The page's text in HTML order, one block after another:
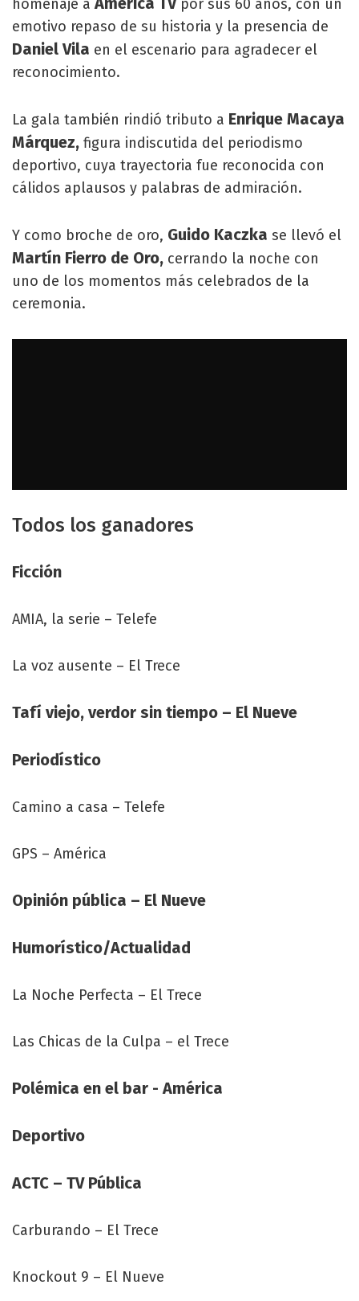
homenaje a
por sus 60 años, con un
emotivo repaso de su historia y la presencia de
Daniel Vila en el escenario para agradecer el
reconocimiento.
La gala también rindió tributo a Enrique Macaya
Márquez, figura indiscutida del periodismo
deportivo, cuya trayectoria fue reconocida con
cálidos aplausos y palabras de admiración.
Y como broche de oro, Guido Kaczka se llevó el
Martín Fierro de Oro, cerrando la noche con
uno de los momentos más celebrados de la
ceremonia.
Todos los ganadores
Ficción
AMIA, la serie – Telefe
La voz ausente – El Trece
Tafí viejo, verdor sin tiempo – El Nueve
Periodístico
Camino a casa – Telefe
GPS – América
Opinión pública – El Nueve
Humorístico/Actualidad
La Noche Perfecta – El Trece
Las Chicas de la Culpa – el Trece
Polémica en el bar - América
Deportivo
ACTC – TV Pública
Carburando – El Trece
Knockout 9 – El Nueve